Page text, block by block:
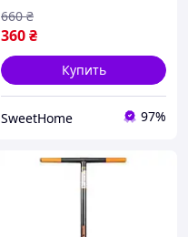
360₴
660 ₴
Купить
SweetHome 97%